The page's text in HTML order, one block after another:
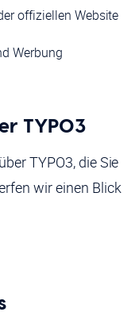
offiziellen Website
Werbung
TYPO3
TYPO3, die Sie
wir einen Blick